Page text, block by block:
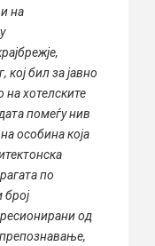
на
кој бил за јавно
хотелските
помеѓу нив
особина која
по
број
од